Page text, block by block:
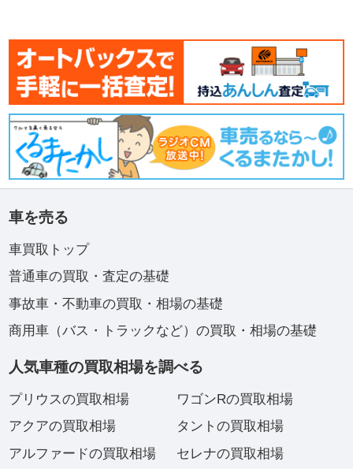
車を売る
車買取トップ
普通車の買取・査定の基礎
事故車・不動車の買取・相場の基礎
商用車（バス・トラックなど）の買取・相場の基礎
人気車種の買取相場を調べる
プリウスの買取相場
アクアの買取相場
アルファードの買取相場
ワゴンRの買取相場
タントの買取相場
セレナの買取相場